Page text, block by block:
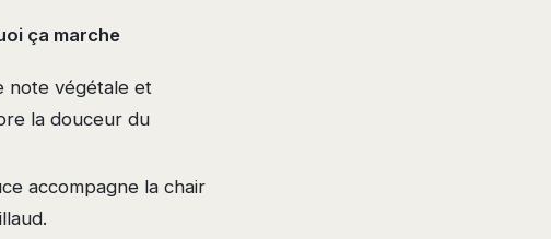
ça marche
note végétale et
la douceur du
accompagne la chair